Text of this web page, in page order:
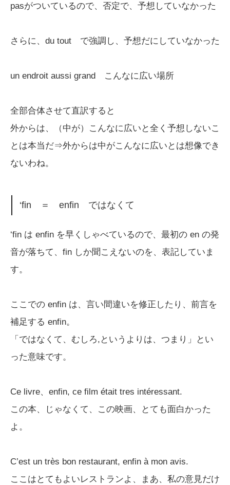
pasがついているので、否定で、予想していなかった
さらに、du tout で強調し、予想だにしていなかった
un endroit aussi grand こんなに広い場所
全部合体させて直訳すると
外からは、（中が）こんなに広いと全く予想しないこ
とは本当だ⇒外からは中がこんなに広いとは想像でき
ないわね。
‘fin ＝ enfin ではなくて
‘fin は enfin を早くしゃべているので、最初の en の発
音が落ちて、fin しか聞こえないのを、表記していま
す。
ここでの enfin は、言い間違いを修正したり、前言を
補足する enfin。
「ではなくて、むしろ,というよりは、つまり」とい
った意味です。
Ce livre、enfin, ce film était tres intéressant.
この本、じゃなくて、この映画、とても面白かった
よ。
C’est un très bon restaurant, enfin à mon avis.
ここはとてもよいレストランよ、まあ、私の意見だけ